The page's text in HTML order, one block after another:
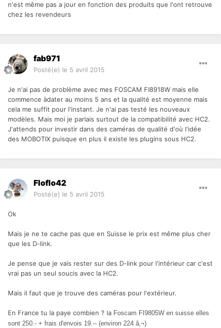
n'est même pas a jour en fonction des produits que l'ont retrouve
chez les revendeurs
fab971
Posté(e) le 5 avril 2015
Je n'ai pas de problème avec mes FOSCAM FI8918W mais elle
commence àdater au moins 5 ans et la qualité est moyenne mais
cela me suffit pour l'instant. Je n'ai pas testé les nouveaux
modèles. Mais moi je parlais surtout de la compatibilité avec HC2.
J'attends pour investir dans des caméras de qualité d'où l'idée
des MOBOTIX puisque en plus il existe les plugins sous HC2.
Floflo42
Posté(e) le 5 avril 2015
Ok
Mais je ne te cache pas que en Suisse le prix est même plus cher
que les D-link.
Je pense que je vais rester sur des D-link pour l'intérieur car c'est
vrai pas un seul soucis avec la HC2.
Mais il faut que je trouve des caméras pour l'extérieur.
En France tu la paye combien ? la Foscam FI9805W en suisse elles
sont 250.- + frais d'envois 19.-- (environ 224 â‚¬)